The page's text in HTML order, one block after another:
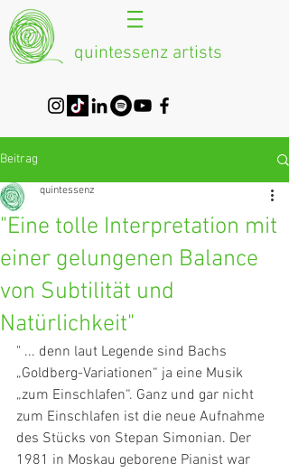
quintessenz artists
Beitrag
"Eine tolle Interpretation mit
einer gelungenen Balance
von Subtilität und
Natürlichkeit"
quintessenz
" ... denn laut Legende sind Bachs
„Goldberg-Variationen“ ja eine Musik
„zum Einschlafen“. Ganz und gar nicht
zum Einschlafen ist die neue Aufnahme
des Stücks von Stepan Simonian. Der
1981 in Moskau geborene Pianist war